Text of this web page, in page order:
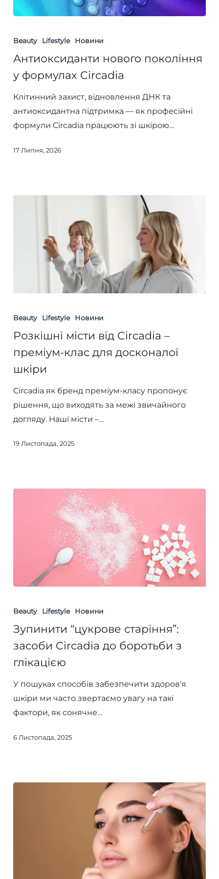
нового
у
формулах
Circadia
Beauty Lifestyle Новини
Антиоксиданти нового покоління
у формулах Circadia
Клітинний захист, відновлення ДНК та
антиоксидантна підтримка — як професійні
формули Circadia працюють зі шкірою…
17 Липня, 2026
місти
Circadia
–
преміум-
Beauty Lifestyle Новини
Розкішні місти від Circadia –
преміум-клас для досконалої
шкіри
Circadia як бренд преміум-класу пропонує
рішення, що виходять за межі звичайного
догляду. Наші місти –…
19 Листопада, 2025
“цукрове
засоби
Circadia
до
боротьби
глікацією
Beauty Lifestyle Новини
Зупинити “цукрове старіння”:
засоби Circadia до боротьби з
глікацією
У пошуках способів забезпечити здоров’я
шкіри ми часто звертаємо увагу на такі
фактори, як сонячне…
6 Листопада, 2025